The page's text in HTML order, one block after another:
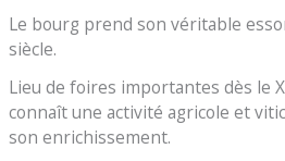
Le bourg prend son véritable
siècle.
Lieu de foires importantes dès le
connaît une activité agricole et
son enrichissement.